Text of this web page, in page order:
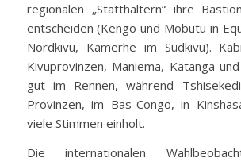
regionalen „Statthaltern“ ihre
entscheiden (Kengo und Mobutu in
Nordkivu, Kamerhe im Südkivu).
Kivuprovinzen, Maniema, Katanga
gut im Rennen, während
Provinzen, im Bas-Congo, in
viele Stimmen einholt.
Die internationalen